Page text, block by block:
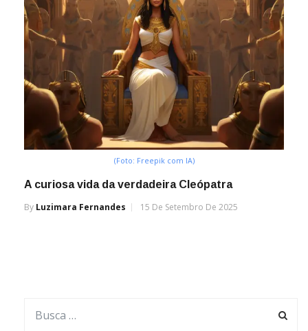
(Foto: Freepik com IA)
A curiosa vida da verdadeira Cleópatra
By Luzimara Fernandes 15 De Setembro De 2025